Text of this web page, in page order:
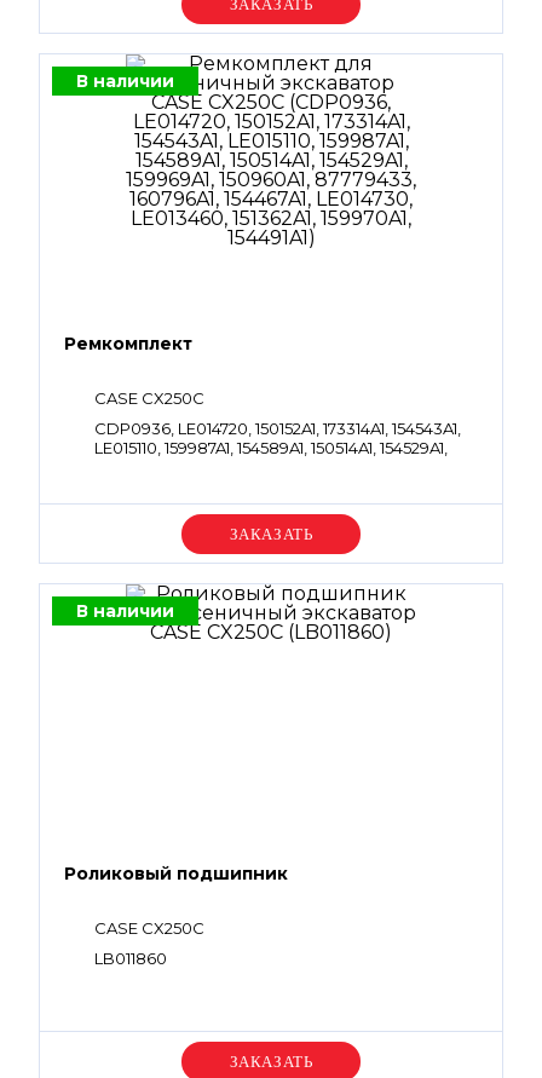
В наличии
Ремкомплект
CASE CX250С
CDP0936, LE014720, 150152A1, 173314A1, 154543A1,
LE015110, 159987A1, 154589A1, 150514A1, 154529A1,
Уточняйте цену
В наличии
Роликовый подшипник
CASE CX250С
LB011860
Уточняйте цену